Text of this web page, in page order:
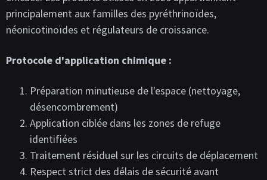
principalement aux familles des pyréthrinoïdes,
néonicotinoïdes et régulateurs de croissance.
Protocole d'application chimique :
Préparation minutieuse de l'espace (nettoyage,
désencombrement)
Application ciblée dans les zones de refuge
identifiées
Traitement résiduel sur les circuits de déplacement
Respect strict des délais de sécurité avant